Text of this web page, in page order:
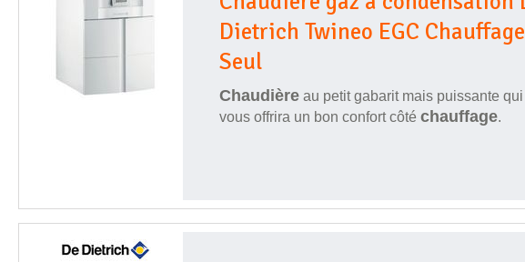
Dietrich Twineo EGC Chauffage
Seul
Chaudière au petit gabarit mais puissante qui
vous offrira un bon confort côté chauffage.